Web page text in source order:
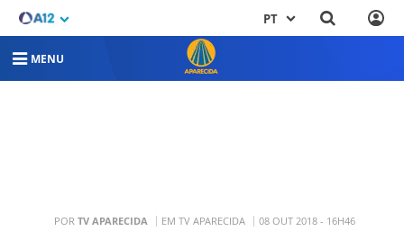
PT
MENU
POR TV APARECIDA EM TV APARECIDA 08 OUT 2018 - 16H46